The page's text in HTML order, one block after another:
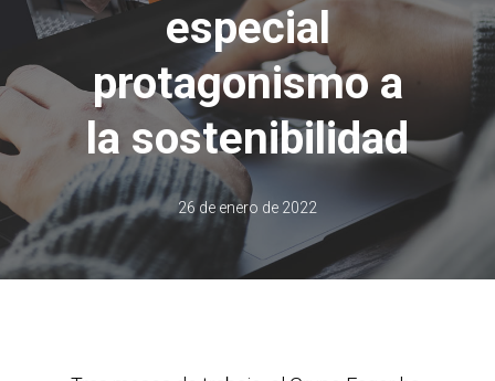
especial
protagonismo a
la sostenibilidad
26 de enero de 2022